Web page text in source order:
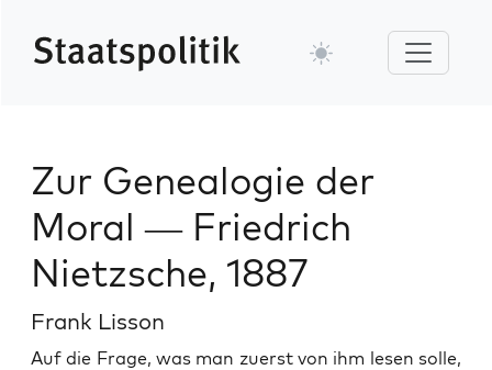
Zur Genealogie der
Moral — Friedrich
Nietzsche, 1887
Frank Lisson
Auf die Frage, was man zuerst von ihm lesen solle,